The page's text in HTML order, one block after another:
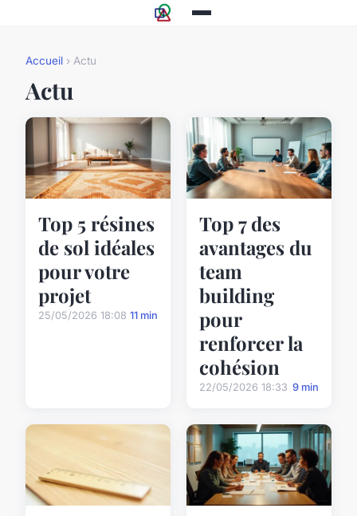
Accueil › Actu
Actu
Top 5 résines
de sol idéales
pour votre
projet
25/05/2026 18:08 11 min
Top 7 des
avantages du
team
building
pour
renforcer la
cohésion
22/05/2026 18:33 9 min